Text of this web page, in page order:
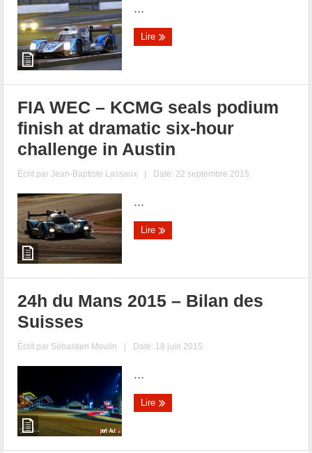
...
Lire
FIA WEC – KCMG seals podium
finish at dramatic six-hour
challenge in Austin
Écrit parJean-Baptiste Lassaux | Date: 22 septembre 2015
...
Lire
24h du Mans 2015 – Bilan des
Suisses
Écrit par Sébastien Moulin | Date: 18 juin 2015
...
Lire